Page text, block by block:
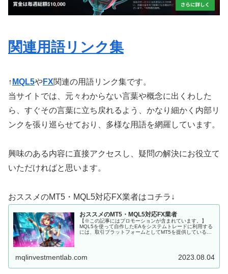
関連用語リンク集
↑ MQL5やFX関連の用語リンク集です。
当サイトでは、元々わからない言葉や概念に出くわした
ら、すぐその言葉に立ち戻れるよう、かなり細かく内部リ
ンクを張り巡らせており、多様な用語を網羅しています。
興味のある内容に直接アクセスし、疑問の解決にお役立て
いただければと思います。
おススメのMT5・MQL5対応FX業者はコチラ↓
おススメのMT5・MQL5対応FX業者
【※この記事にはプロモーションが含まれています。】
MQL5を使って自作したEAをシステムトレードに利用する
には、取引プラットフォームとしてMT5を提供しているFX
mqlinvestmentlab.com 2023.08.04